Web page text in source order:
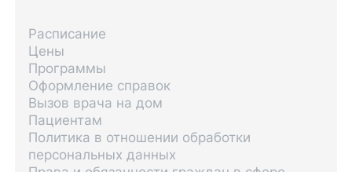
Расписание
Цены
Программы
Оформление справок
Вызов врача на дом
Пациентам
Политика в отношении обработки
персональных данных